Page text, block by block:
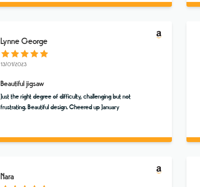
Lynne George
13/01/2023
Beautiful jigsaw
Just the right degree of difficulty, challenging but not
frustrating. Beautiful design. Cheered up January
Nara